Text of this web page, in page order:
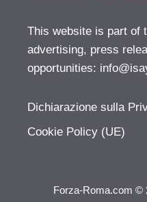
This website is part of
advertising, press
opportunities:
Dichiarazione sulla
Cookie Policy (UE)
Forza-Roma.com ©